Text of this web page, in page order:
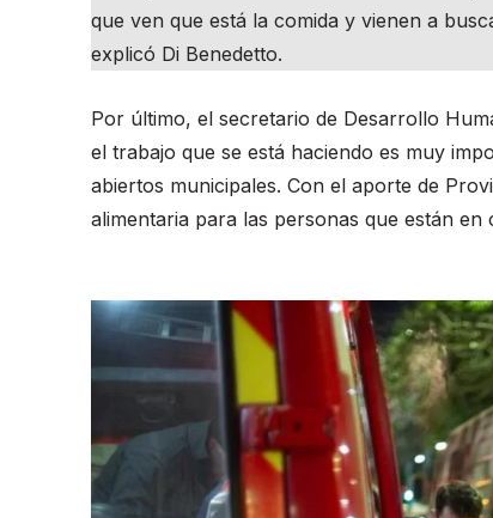
que ven que está la comida y vienen a
explicó Di Benedetto.
Por último, el secretario de Desarrollo
el trabajo que se está haciendo es muy
abiertos municipales. Con el aporte de
alimentaria para las personas que están en